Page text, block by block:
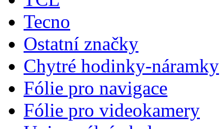
Tecno
Ostatní značky
Chytré hodinky-náramky
Fólie pro navigace
Fólie pro videokamery